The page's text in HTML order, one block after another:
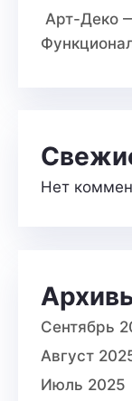
Арт-Деко
Нет
Сентябрь
Август
Июль 2025